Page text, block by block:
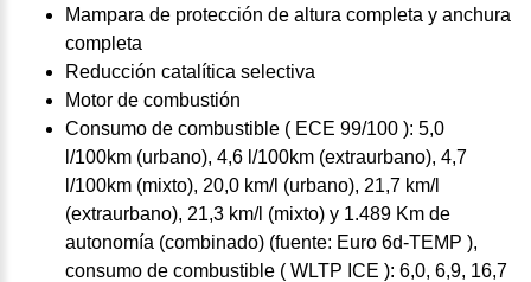
Mampara de protección de altura completa y anchura
completa
Reducción catalítica selectiva
Motor de combustión
Consumo de combustible ( ECE 99/100 ): 5,0
l/100km (urbano), 4,6 l/100km (extraurbano), 4,7
l/100km (mixto), 20,0 km/l (urbano), 21,7 km/l
(extraurbano), 21,3 km/l (mixto) y 1.489 Km de
autonomía (combinado) (fuente: Euro 6d-TEMP ),
consumo de combustible ( WLTP ICE ): 6,0, 6,9, 16,7